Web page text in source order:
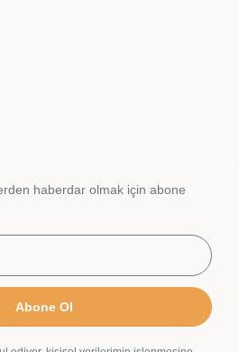
haberdar olmak için abone
Abone Ol